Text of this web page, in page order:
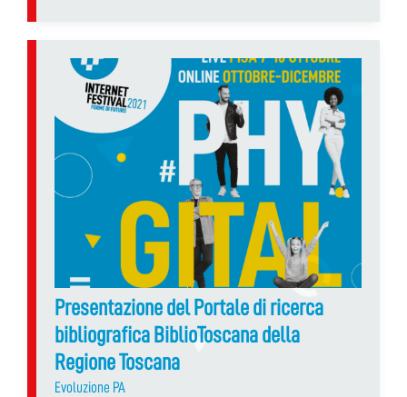
Presentazione del Portale di ricerca
bibliografica BiblioToscana della
Regione Toscana
Evoluzione PA